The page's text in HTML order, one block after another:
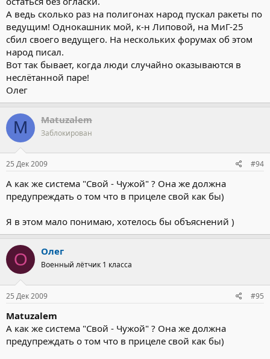
А ведь сколько раз на полигонах народ пускал ракеты по
ведущим! Однокашник мой, к-н Липовой, на МиГ-25
сбил своего ведущего. На нескольких форумах об этом
народ писал.
Вот так бывает, когда люди случайно оказываются в
неслётанной паре!
Олег
M Matuzalem
Заблокирован
25 Дек 2009 #94
А как же система "Свой - Чужой" ? Она же должна
предупреждать о том что в прицеле свой как бы)
Я в этом мало понимаю, хотелось бы объяснений )
О Олег
Военный лётчик 1 класса
25 Дек 2009 #95
Matuzalem
А как же система "Свой - Чужой" ? Она же должна
предупреждать о том что в прицеле свой как бы)